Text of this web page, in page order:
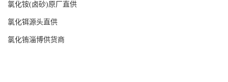
氯化铵(卤砂)原厂直供
氯化铒源头直供
氯化铕淄博供货商